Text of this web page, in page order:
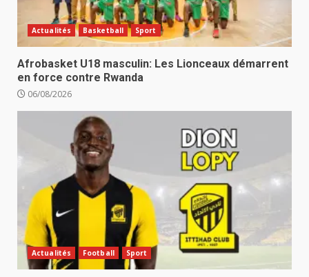
Actualités Basketball Sport
Afrobasket U18 masculin: Les Lionceaux démarrent
en force contre Rwanda
06/08/2026
Actualités Football Sport